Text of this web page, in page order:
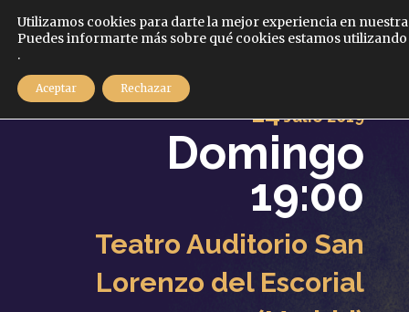
14Julio2019
Domingo
19:00
Teatro Auditorio San
Lorenzo del Escorial
Español
Utilizamos cookies para darte la mejor experiencia en
Puedes informarte más sobre qué cookies estamos
.
Aceptar Rechazar